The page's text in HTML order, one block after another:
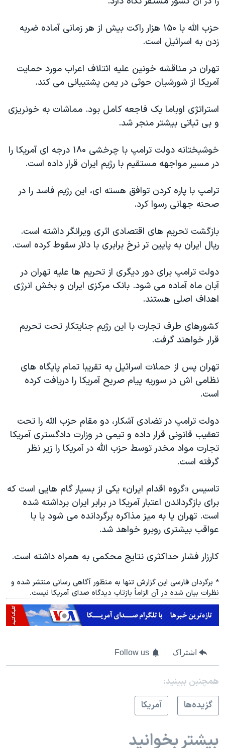
حزب الله با ۱۵۰ هزار راکت بیش از هر زمانی آماده ضربه
زدن به اسرائیل است.
تهران در مناقشه خونین علیه ائتلاف اعراب مورد حمایت
آمریکا از شورشیان حوثی در یمن پشتیبانی می کند.
استراتژی اوباما یک فاجعه کامل بود. مماشات به خونریزی
و بی ثباتی بیشتر منجر شد.
خوشبختانه دولت ترامپ با چرخشی ۱۸۰ درجه ای آمریکا را
در مسیر مواجهه مستقیم با رژیم ایران قرار داده است.
ترامپ با پاره کردن توافق هسته ای، این رژیم فاسد را در
صحنه جهانی رسوا کرد.
بازگشت تحریم های اقتصادی اثری ویرانگر داشته است.
ریال ایران به پایین تر نرخ برابری با دلار سقوط کرده است.
دولت ترامپ برای دور دیگری از تحریم ها علیه تهران در
آبان ماه آماده می شود. بانک مرکزی ایران و بخش انرژی
اهداف اصلی هستند.
کشورهای طرف تجارت با این رژیم جنایتکار تحت تحریم
قرار خواهند گرفت.
تهران پس از حملات اسرائیل به تقریبا تمام پایگاه های
نظامی اش در سوریه پیام صریح آمریکا را دریافت کرده
است.
دولت ترامپ در تضادی آشکار، دو مقام حزب الله را تحت
تعقیب قانونی قرار داده و تیمی در وزارت دادگستری آمریکا
تجارت مواد مخدر توسط حزب الله در آمریکا را زیر نظر
گرفته است.
تاسیس «گروه اقدام ایران» یکی از بسیار گام هایی است که
برای بازگرداندن اعتبار آمریکا در برابر ایران برداشته شده
است. تهران یا به میز مذاکره برگردانده می شود یا با
عواقب بیشتری روبرو خواهد شد.
کارزار فشار حداکثری نتایج محکمی به همراه داشته است.
* برگردان فارسی این گزارش تنها به منظور آگاهی رسانی منتشر شده و
نظرات بیان شده در آن الزاماً بازتاب دیدگاه صدای آمریکا نیست.
اشتراک Follow us
همچنبن ببینید:
گزيده‌ها
آمريکا
بیشتر بخوانید